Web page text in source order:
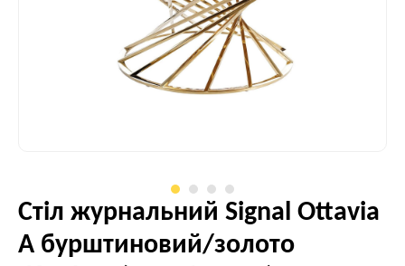
Стіл журнальний Signal Ottavia
A бурштиновий/золото